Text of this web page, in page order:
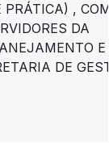
PRÁTICA) ,
DA
E
DE